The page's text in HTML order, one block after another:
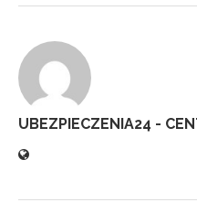
UBEZPIECZENIA24 -